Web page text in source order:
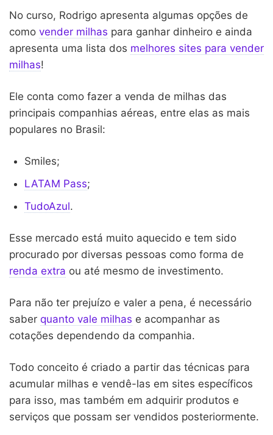
No curso, Rodrigo apresenta algumas opções de
como vender milhas para ganhar dinheiro e ainda
apresenta uma lista dos melhores sites para vender
milhas!
Ele conta como fazer a venda de milhas das
principais companhias aéreas, entre elas as mais
populares no Brasil:
Smiles;
LATAM Pass;
TudoAzul.
Esse mercado está muito aquecido e tem sido
procurado por diversas pessoas como forma de
renda extra ou até mesmo de investimento.
Para não ter prejuízo e valer a pena, é necessário
saber quanto vale milhas e acompanhar as
cotações dependendo da companhia.
Todo conceito é criado a partir das técnicas para
acumular milhas e vendê-las em sites específicos
para isso, mas também em adquirir produtos e
serviços que possam ser vendidos posteriormente.